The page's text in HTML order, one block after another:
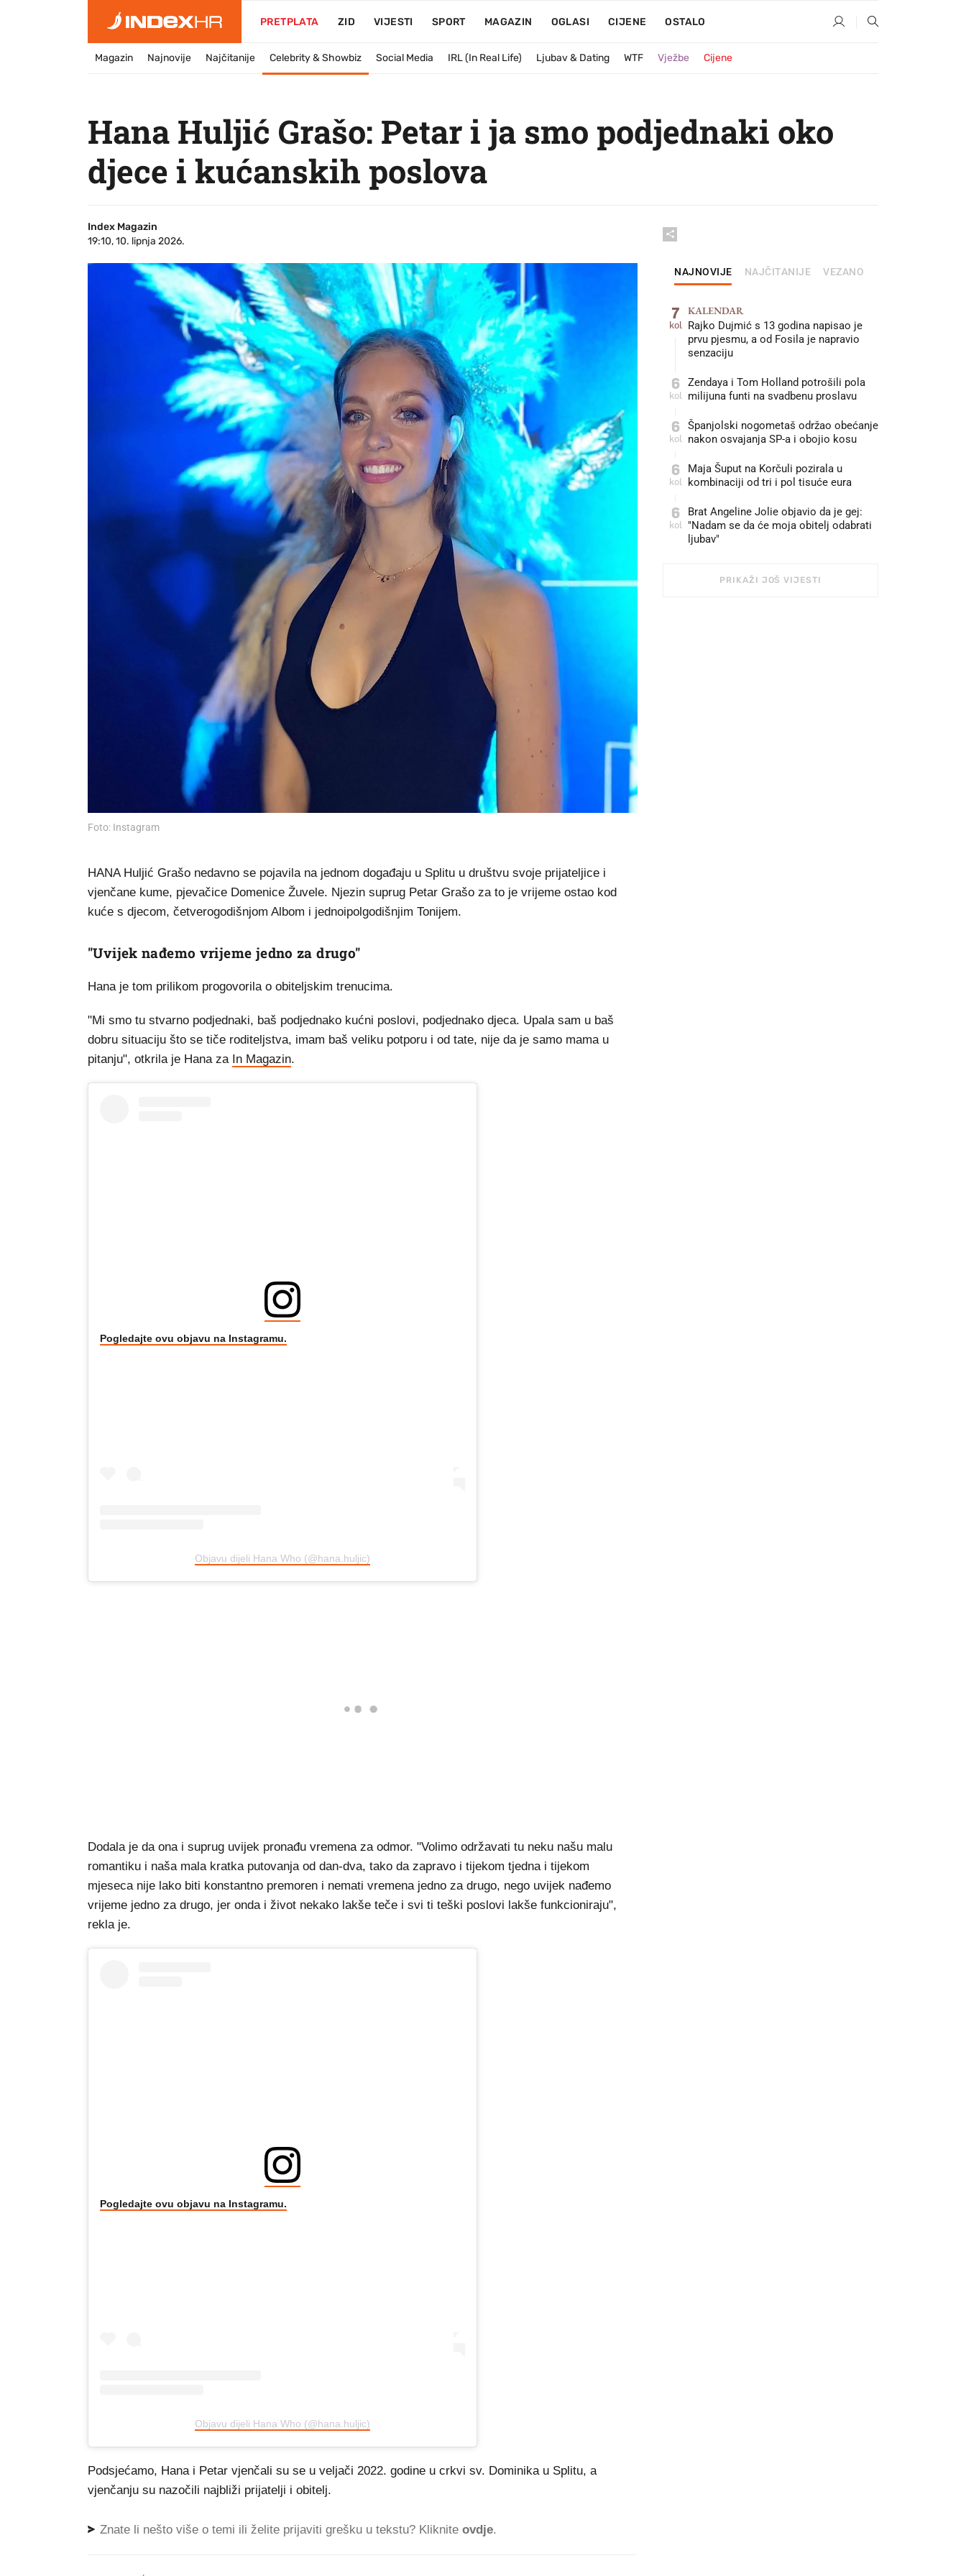
PRETPLATA ZID VIJESTI SPORT MAGAZIN OGLASI CIJENE OSTALO
Magazin Najnovije Najčitanije Celebrity & Showbiz Social Media IRL (In Real Life) Ljubav & Dating WTF Vježbe Cijene
Hana Huljić Grašo: Petar i ja smo podjednaki oko
djece i kućanskih poslova
Index Magazin
19:10, 10. lipnja 2026.
Foto: Instagram
HANA Huljić Grašo nedavno se pojavila na jednom događaju u Splitu u društvu svoje prijateljice i
vjenčane kume, pjevačice Domenice Žuvele. Njezin suprug Petar Grašo za to je vrijeme ostao kod
kuće s djecom, četverogodišnjom Albom i jednoipolgodišnjim Tonijem.
"Uvijek nađemo vrijeme jedno za drugo"
Hana je tom prilikom progovorila o obiteljskim trenucima.
"Mi smo tu stvarno podjednaki, baš podjednako kućni poslovi, podjednako djeca. Upala sam u baš
dobru situaciju što se tiče roditeljstva, imam baš veliku potporu i od tate, nije da je samo mama u
pitanju", otkrila je Hana za In Magazin.
Pogledajte ovu objavu na Instagramu.
Objavu dijeli Hana Who (@hana.huljic)
Dodala je da ona i suprug uvijek pronađu vremena za odmor. "Volimo održavati tu neku našu malu
romantiku i naša mala kratka putovanja od dan-dva, tako da zapravo i tijekom tjedna i tijekom
mjeseca nije lako biti konstantno premoren i nemati vremena jedno za drugo, nego uvijek nađemo
vrijeme jedno za drugo, jer onda i život nekako lakše teče i svi ti teški poslovi lakše funkcioniraju",
rekla je.
Pogledajte ovu objavu na Instagramu.
Objavu dijeli Hana Who (@hana.huljic)
Podsjećamo, Hana i Petar vjenčali su se u veljači 2022. godine u crkvi sv. Dominika u Splitu, a
vjenčanju su nazočili najbliži prijatelji i obitelj.
Znate li nešto više o temi ili želite prijaviti grešku u tekstu? Kliknite ovdje.
NAJNOVIJE NAJČITANIJE VEZANO
7
kol
KALENDAR
Rajko Dujmić s 13 godina napisao je
prvu pjesmu, a od Fosila je napravio
senzaciju
6
kol
Zendaya i Tom Holland potrošili pola
milijuna funti na svadbenu proslavu
6
kol
Španjolski nogometaš održao obećanje
nakon osvajanja SP-a i obojio kosu
6
kol
Maja Šuput na Korčuli pozirala u
kombinaciji od tri i pol tisuće eura
6
kol
Brat Angeline Jolie objavio da je gej:
"Nadam se da će moja obitelj odabrati
ljubav"
PRIKAŽI JOŠ VIJESTI